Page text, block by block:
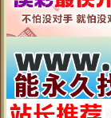
6、按摩祛